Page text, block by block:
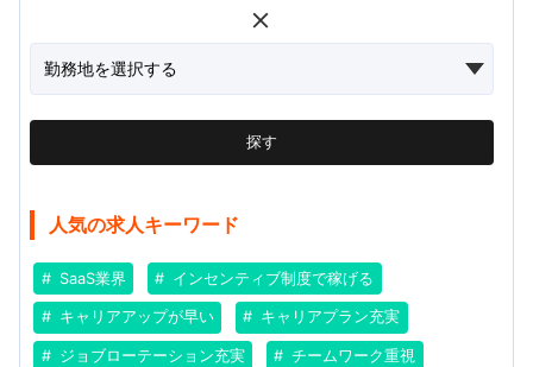
探す
人気の求人キーワード
SaaS業界 インセンティブ制度で稼げる
キャリアアップが早い キャリアプラン充実
ジョブローテーション充実 チームワーク重視